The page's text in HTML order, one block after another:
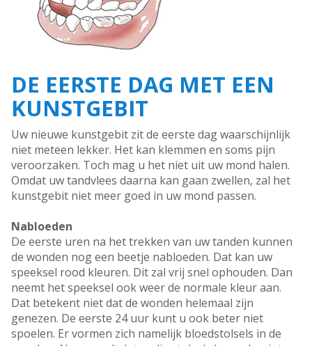
DE EERSTE DAG MET EEN
KUNSTGEBIT
Uw nieuwe kunstgebit zit de eerste dag waarschijnlijk
niet meteen lekker. Het kan klemmen en soms pijn
veroorzaken. Toch mag u het niet uit uw mond halen.
Omdat uw tandvlees daarna kan gaan zwellen, zal het
kunstgebit niet meer goed in uw mond passen.
Nabloeden
De eerste uren na het trekken van uw tanden kunnen
de wonden nog een beetje nabloeden. Dat kan uw
speeksel rood kleuren. Dit zal vrij snel ophouden. Dan
neemt het speeksel ook weer de normale kleur aan.
Dat betekent niet dat de wonden helemaal zijn
genezen. De eerste 24 uur kunt u ook beter niet
spoelen. Er vormen zich namelijk bloedstolsels in de